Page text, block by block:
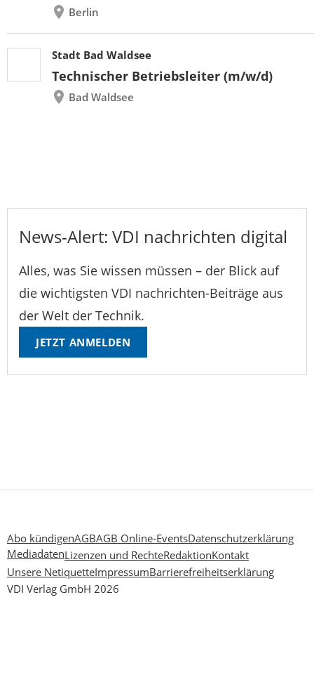
Berlin
Stadt Bad Waldsee
Technischer Betriebsleiter (m/w/d)
Bad Waldsee
News-Alert: VDI nachrichten digital
Alles, was Sie wissen müssen – der Blick auf
die wichtigsten VDI nachrichten-Beiträge aus
der Welt der Technik.
JETZT ANMELDEN
Abo kündigenAGBAGB Online-EventsDatenschutzerklärung
MediadatenLizenzen und RechteRedaktionKontakt
Unsere NetiquetteImpressumBarrierefreiheitserklärung
VDI Verlag GmbH 2026